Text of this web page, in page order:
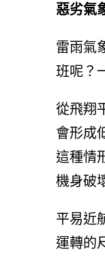
惡劣氣
雷雨氣
班呢？
從飛翔
會形成
這種情
機身破
平易近
運轉的